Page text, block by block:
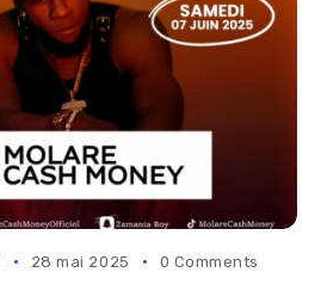
28 mai 2025 0 Comments